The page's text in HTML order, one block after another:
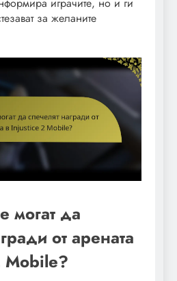
за желаните
могат да
от арената
Mobile?